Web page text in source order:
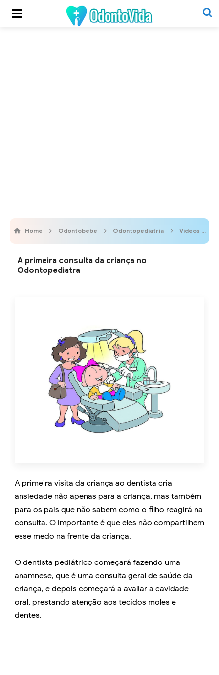
Home Odontobebe Odontopediatria Videos
A primeira consulta da criança no
Odontopediatra
A primeira visita da criança ao dentista cria
ansiedade não apenas para a criança, mas também
para os pais que não sabem como o filho reagirá na
consulta. O importante é que eles não compartilhem
esse medo na frente da criança.
O dentista pediátrico começará fazendo uma
anamnese, que é uma consulta geral de saúde da
criança, e depois começará a avaliar a cavidade
oral, prestando atenção aos tecidos moles e
dentes.